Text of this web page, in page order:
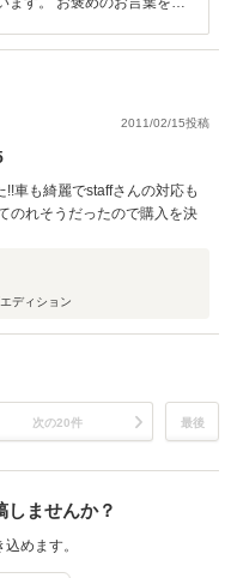
、宜しくお願い致します。
2011/02/15投稿
車も綺麗でstaffさんの対応も
のれそうだったので購入を決
ディション
次の20件 最後
しませんか？
めます。